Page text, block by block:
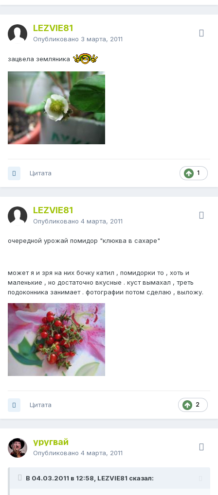
LEZVIE81
Опубликовано 3 марта, 2011
зацвела земляника
1
Цитата
LEZVIE81
Опубликовано 4 марта, 2011
очередной урожай помидор "клюква в сахаре"
может я и зря на них бочку катил , помидорки то , хоть и
маленькие , но достаточно вкусные . куст вымахал , треть
подоконника занимает . фотографии потом сделаю , выложу.
2
Цитата
уругвай
Опубликовано 4 марта, 2011
В 04.03.2011 в 12:58, LEZVIE81 сказал: